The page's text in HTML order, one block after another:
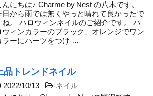
んにちは♪ Charme by Nest の八木です。
日から雨では無くやっと晴れて良かったで
ね。 ハロウィンネイルのご紹介です。 ハ
ウィンカラーのブラック、オレンジでワン
ラーにパーツをつけ …
品トレンドネイル
2022/10/13 -ネイル